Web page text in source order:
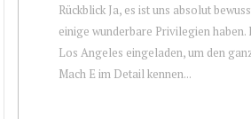
Rückblick Ja, es ist uns absolut
einige wunderbare Privilegien haben.
Los Angeles eingeladen, um den
Mach E im Detail kennen...